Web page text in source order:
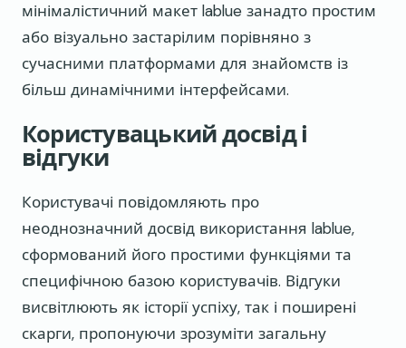
мінімалістичний макет lablue занадто простим
або візуально застарілим порівняно з
сучасними платформами для знайомств із
більш динамічними інтерфейсами.
Користувацький досвід і
відгуки
Користувачі повідомляють про
неоднозначний досвід використання lablue,
сформований його простими функціями та
специфічною базою користувачів. Відгуки
висвітлюють як історії успіху, так і поширені
скарги, пропонуючи зрозуміти загальну